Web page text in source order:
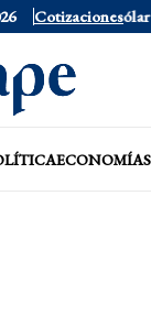
Cotizaciones
$1520 Dólar
ECONOMÍA